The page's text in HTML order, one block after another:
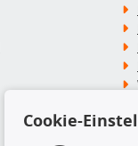
Cookie-